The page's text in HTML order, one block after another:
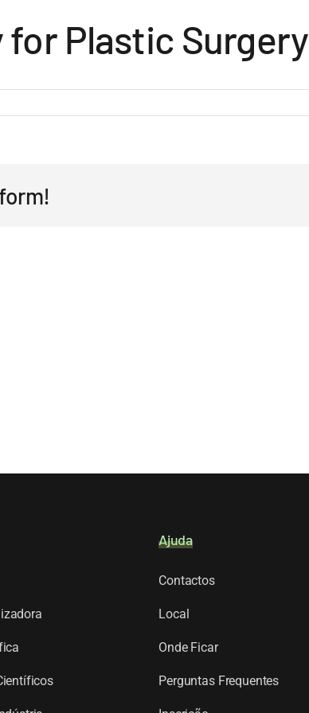
for Plastic Surgery
Ajuda
Contactos
Local
Onde Ficar
Perguntas Frequentes